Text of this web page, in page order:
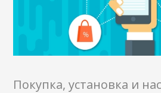
Покупка, установка и